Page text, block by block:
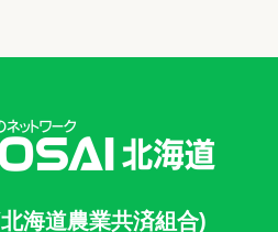
海道農業共済組合)